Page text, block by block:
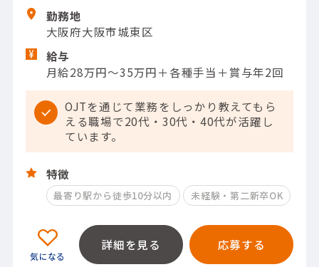
勤務地
大阪府大阪市城東区
給与
月給28万円～35万円＋各種手当＋賞与年2回
OJTを通じて業務をしっかり教えてもら
える職場で20代・30代・40代が活躍し
ています。
特徴
最寄り駅から徒歩10分以内 未経験・第二新卒OK
詳細を見る 応募する